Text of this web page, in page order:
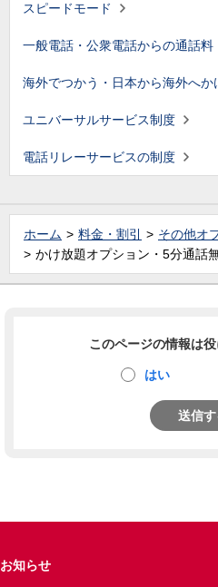
スピードモード
一般電話・公衆電話からの通話料
海外でつかう・日本から海外へか
ユニバーサルサービス制度
電話リレーサービスの制度
ホーム 料金・割引
その他オ
かけ放題オプション・5分通話
このページの情報は
はい
送信す
お知らせ